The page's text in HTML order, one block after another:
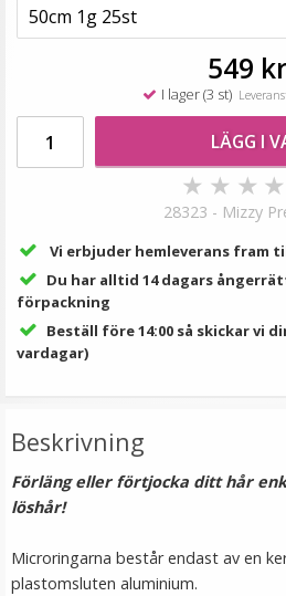
LÄGG I
Rundad tång för isättning
149 kr
LÄGG I
549
I lager (3 st)
LÄGG I
★ ★ ★ ★
28323 - Mizzy
Vi erbjuder hemleverans fram
Du har alltid 14 dagars
förpackning
Beställ före 14:00 så skickar vi
vardagar)
Beskrivning
Förläng eller förtjocka ditt hår
löshår!
Microringarna består endast av en
plastomsluten aluminium.